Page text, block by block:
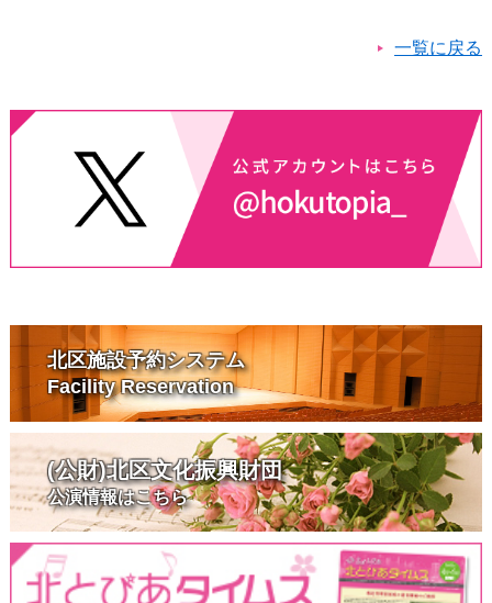
一覧に戻る
北区施設予約システム
Facility Reservation
(公財)北区文化振興財団
公演情報はこちら